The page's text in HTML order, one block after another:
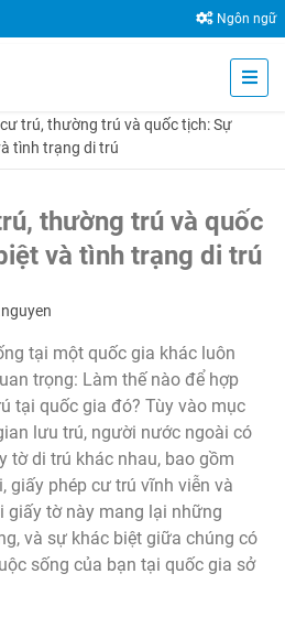
Ngôn ngữ
trú, thường trú và quốc tịch: Sự
tình trạng di trú
thường trú và quốc
và tình trạng di trú
tại một quốc gia khác luôn
trọng: Làm thế nào để hợp
tại quốc gia đó? Tùy vào mục
lưu trú, người nước ngoài có
tờ di trú khác nhau, bao gồm
giấy phép cư trú vĩnh viễn và
giấy tờ này mang lại những
và sự khác biệt giữa chúng có
sống của bạn tại quốc gia sở